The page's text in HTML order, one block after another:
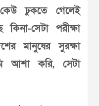
কেউ ঢুকতে গেলেই
সেটা পরীক্ষা
মানুষের সুরক্ষা
আশা করি, সেটা